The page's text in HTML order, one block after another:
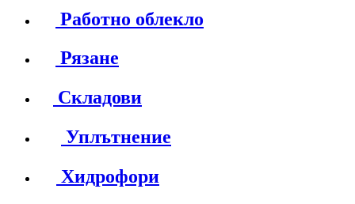
Работно облекло
Рязане
Складови
Уплътнение
Хидрофори